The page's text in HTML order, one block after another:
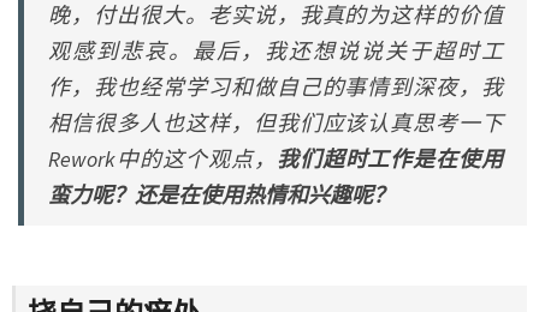
晚，付出很大。老实说，我真的为这样的价值
观感到悲哀。最后，我还想说说关于超时工
作，我也经常学习和做自己的事情到深夜，我
相信很多人也这样，但我们应该认真思考一下
Rework中的这个观点， 我们超时工作是在使用
蛮力呢？还是在使用热情和兴趣呢？